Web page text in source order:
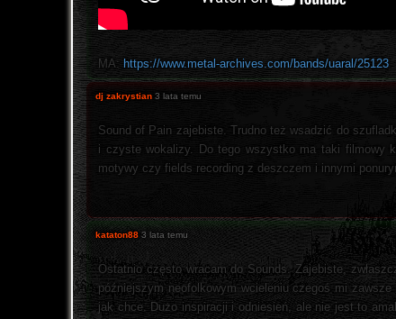
MA: https://www.metal-archives.com/bands/uaral/25123
dj zakrystian 3 lata temu
Sound of Pain zajebiste. Trudno też wsadzić do
i czyste wokalizy. Do tego wszystko ma taki filmowy
motywy czy fields recording z deszczem i innymi
kataton88 3 lata temu
Ostatnio często wracam do Sounds. Zajebiste,
późniejszym neofolkowym wcieleniu czegoś mi
jak chce. Dużo inspiracji i odniesień, ale nie jest to